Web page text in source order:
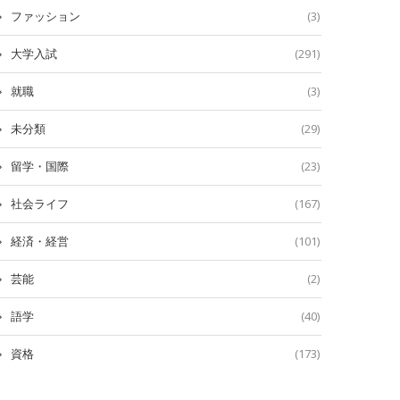
ファッション (3)
大学入試 (291)
就職 (3)
未分類 (29)
留学・国際 (23)
社会ライフ (167)
経済・経営 (101)
芸能 (2)
語学 (40)
資格 (173)